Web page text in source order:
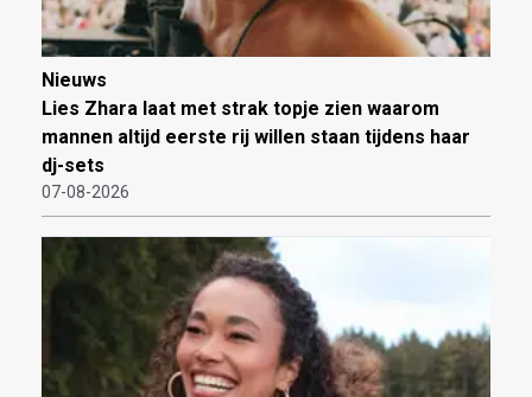
Nieuws
Lies Zhara laat met strak topje zien waarom
mannen altijd eerste rij willen staan tijdens haar
dj-sets
07-08-2026